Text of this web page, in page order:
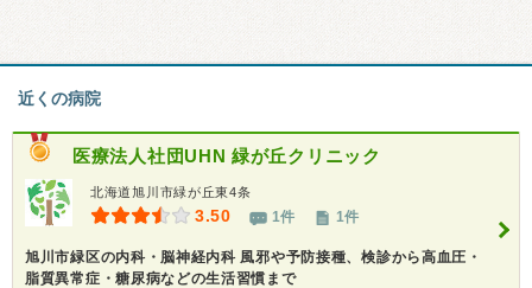
近くの病院
医療法人社団UHN 緑が丘クリニック
北海道旭川市緑が丘東4条
3.50 1件 1件
旭川市緑区の内科・脳神経内科 風邪や予防接種、検診から高血圧・
脂質異常症・糖尿病などの生活習慣まで